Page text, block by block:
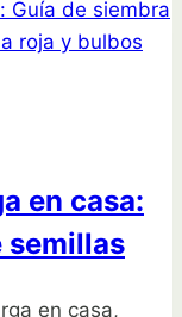
en casa:
semillas
en casa,